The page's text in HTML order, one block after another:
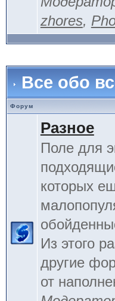
zhores,
Все обо
Форум
Разное
Поле для
которых
Из этого
другие
от